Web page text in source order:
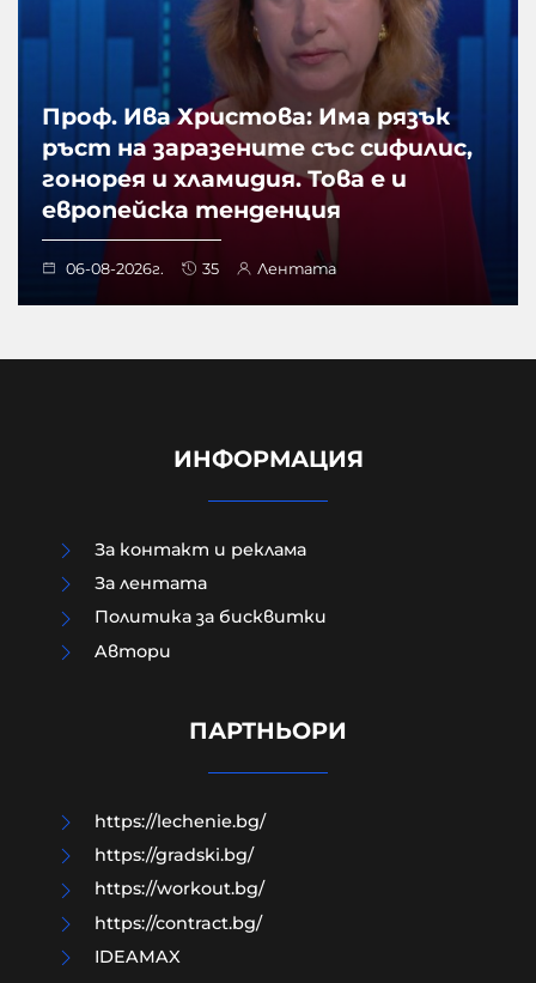
Проф. Ива Христова: Има рязък
ръст на заразените със сифилис,
гонорея и хламидия. Това е и
европейска тенденция
06-08-2026г. 35 Лентата
Модернизацията на бойната ни
години нехайство и саботажи
ИНФОРМАЦИЯ
За контакт и реклама
За лентата
Политика за бисквитки
Aвтори
ПАРТНЬОРИ
https://lechenie.bg/
https://gradski.bg/
https://workout.bg/
https://contract.bg/
IDEAMAX